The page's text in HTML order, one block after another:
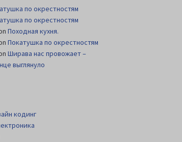
по окрестностям
по окрестностям
Походная кухня.
Покатушка по окрестностям
Шиpава нас провожает –
выглянуло
кодинг